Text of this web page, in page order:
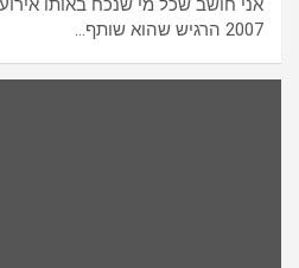
2007 הרגיש שהוא שותף…